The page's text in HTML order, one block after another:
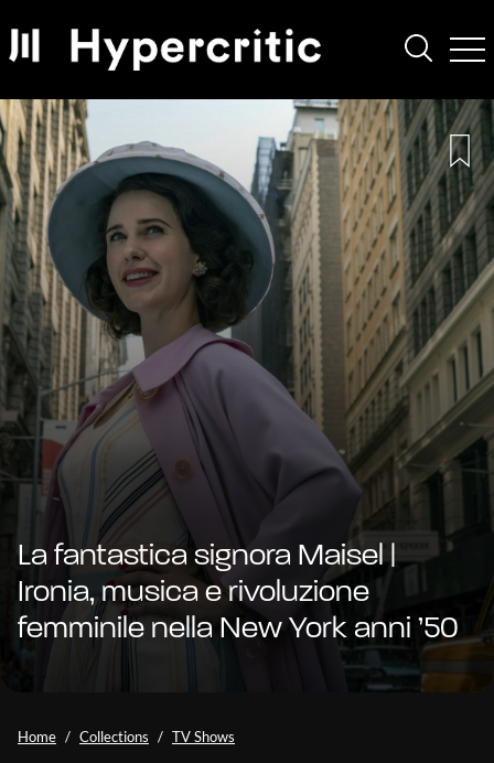
La fantastica signora Maisel |
Ironia, musica e rivoluzione
femminile nella New York anni ’50
Home Collections TV Shows